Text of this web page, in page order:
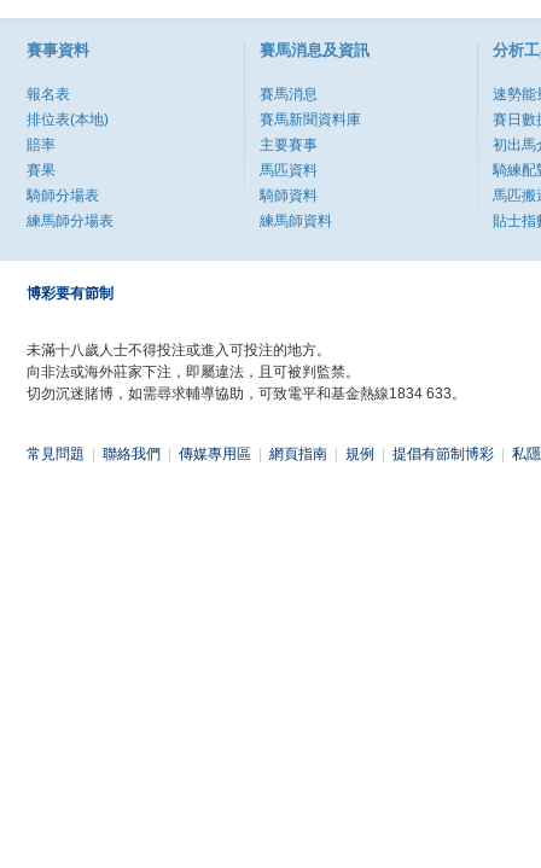
賽事資料
報名表
排位表(本地)
賠率
賽果
騎師分場表
練馬師分場表
賽馬消息及資訊
賽馬消息
賽馬新聞資料庫
主要賽事
馬匹資料
騎師資料
練馬師資料
分析
速勢能
賽日數
初出馬
騎練配
馬匹搬
貼士指
博彩要有節制
未滿十八歲人士不得投注或進入可投注的地方。
向非法或海外莊家下注，即屬違法，且可被判監禁。
切勿沉迷賭博，如需尋求輔導協助，可致電平和基金熱線1834 633。
常見問題 聯絡我們 傳媒專用區 網頁指南 規例 提倡有節制博彩 私